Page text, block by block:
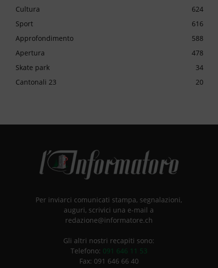
Cultura
624
Sport
616
Approfondimento
588
Apertura
478
Skate park
34
Cantonali 23
20
Per inviarci comunicati stampa, segnalazioni,
auguri, scrivici una e-mail a
redazione@informatore.ch
Gli altri nostri recapiti sono:
Telefono: 091 646 11 53
Fax: 091 646 66 40